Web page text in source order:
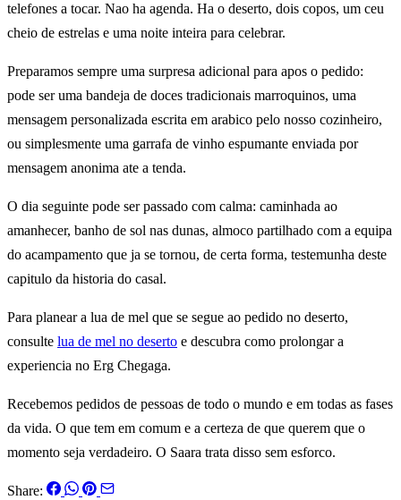
telefones a tocar. Nao ha agenda. Ha o deserto, dois copos, um ceu
cheio de estrelas e uma noite inteira para celebrar.
Preparamos sempre uma surpresa adicional para apos o pedido:
pode ser uma bandeja de doces tradicionais marroquinos, uma
mensagem personalizada escrita em arabico pelo nosso cozinheiro,
ou simplesmente uma garrafa de vinho espumante enviada por
mensagem anonima ate a tenda.
O dia seguinte pode ser passado com calma: caminhada ao
amanhecer, banho de sol nas dunas, almoco partilhado com a equipa
do acampamento que ja se tornou, de certa forma, testemunha deste
capitulo da historia do casal.
Para planear a lua de mel que se segue ao pedido no deserto,
consulte lua de mel no deserto e descubra como prolongar a
experiencia no Erg Chegaga.
Recebemos pedidos de pessoas de todo o mundo e em todas as fases
da vida. O que tem em comum e a certeza de que querem que o
momento seja verdadeiro. O Saara trata disso sem esforco.
Share: